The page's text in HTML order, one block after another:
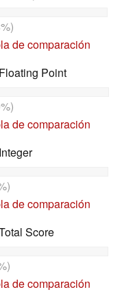
de comparación
Point
de comparación
de comparación
Score
de comparación